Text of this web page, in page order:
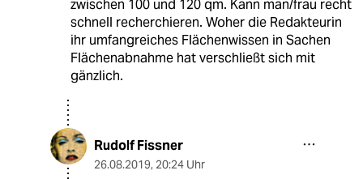
zwischen 100 und 120 qm. Kann man/frau recht
schnell recherchieren. Woher die Redakteurin
ihr umfangreiches Flächenwissen in Sachen
Flächenabnahme hat verschließt sich mit
gänzlich.
Rudolf Fissner
26.08.2019, 20:24 Uhr